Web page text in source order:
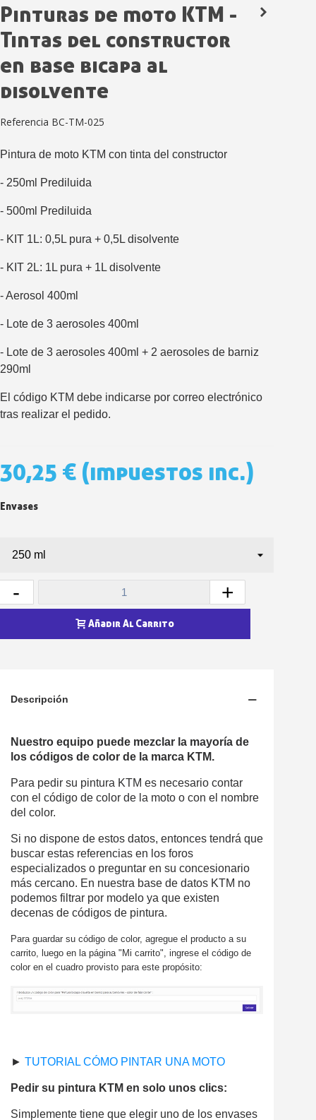
Suscríbete al
Devuelve los
Devuelve los
Pinturas de moto KTM -
Tintas del constructor
en base bicapa al
disolvente
Referencia BC-TM-025
Pintura de moto KTM con tinta del constructor
- 250ml Prediluida
- 500ml Prediluida
- KIT 1L: 0,5L pura + 0,5L disolvente
- KIT 2L: 1L pura + 1L disolvente
- Aerosol 400ml
- Lote de 3 aerosoles 400ml
- Lote de 3 aerosoles 400ml + 2 aerosoles de barniz
290ml
El código KTM debe indicarse por correo electrónico
tras realizar el pedido.
30,25 € (impuestos inc.)
Envases
- +
Añadir Al Carrito
Descripción
Nuestro equipo puede mezclar la mayoría de
los códigos de color de la marca KTM.
Para pedir su pintura KTM es necesario contar
con el código de color de la moto o con el nombre
del color.
Si no dispone de estos datos, entonces tendrá que
buscar estas referencias en los foros
especializados o preguntar en su concesionario
más cercano. En nuestra base de datos KTM no
podemos filtrar por modelo ya que existen
decenas de códigos de pintura.
Para guardar su código de color, agregue el producto a su
carrito, luego en la página "Mi carrito", ingrese el código de
color en el cuadro provisto para este propósito:
► TUTORIAL CÓMO PINTAR UNA MOTO
Pedir su pintura KTM en solo unos clics:
Simplemente tiene que elegir uno de los envases